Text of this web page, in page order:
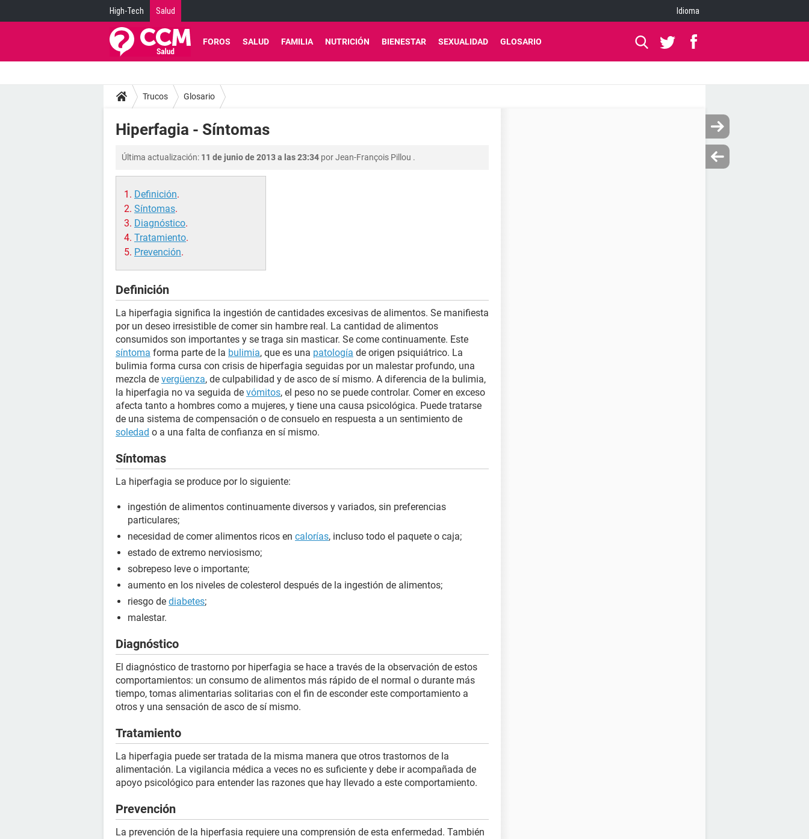
High-Tech Salud Idioma
FOROS SALUD FAMILIA NUTRICIÓN BIENESTAR SEXUALIDAD GLOSARIO
Trucos Glosario
Hiperfagia - Síntomas
Última actualización: 11 de junio de 2013 a las 23:34 porJean-François Pillou .
Definición.
Síntomas.
Diagnóstico.
Tratamiento.
Prevención.
Definición
La hiperfagia significa la ingestión de cantidades excesivas de alimentos. Se manifiesta
por un deseo irresistible de comer sin hambre real. La cantidad de alimentos
consumidos son importantes y se traga sin masticar. Se come continuamente. Este
síntoma forma parte de la bulimia, que es una patología de origen psiquiátrico. La
bulimia forma cursa con crisis de hiperfagia seguidas por un malestar profundo, una
mezcla de vergüenza, de culpabilidad y de asco de sí mismo. A diferencia de la bulimia,
la hiperfagia no va seguida de vómitos, el peso no se puede controlar. Comer en exceso
afecta tanto a hombres como a mujeres, y tiene una causa psicológica. Puede tratarse
de una sistema de compensación o de consuelo en respuesta a un sentimiento de
soledad o a una falta de confianza en sí mismo.
Síntomas
La hiperfagia se produce por lo siguiente:
ingestión de alimentos continuamente diversos y variados, sin preferencias
particulares;
necesidad de comer alimentos ricos en calorías, incluso todo el paquete o caja;
estado de extremo nerviosismo;
sobrepeso leve o importante;
aumento en los niveles de colesterol después de la ingestión de alimentos;
riesgo de diabetes;
malestar.
Diagnóstico
El diagnóstico de trastorno por hiperfagia se hace a través de la observación de estos
comportamientos: un consumo de alimentos más rápido de el normal o durante más
tiempo, tomas alimentarias solitarias con el fin de esconder este comportamiento a
otros y una sensación de asco de sí mismo.
Tratamiento
La hiperfagia puede ser tratada de la misma manera que otros trastornos de la
alimentación. La vigilancia médica a veces no es suficiente y debe ir acompañada de
apoyo psicológico para entender las razones que hay llevado a este comportamiento.
Prevención
La prevención de la hiperfasia requiere una comprensión de esta enfermedad. También